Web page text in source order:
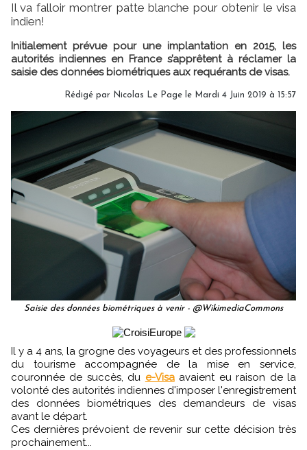
Il va falloir montrer patte blanche pour obtenir le visa
indien!
Initialement prévue pour une implantation en 2015, les
autorités indiennes en France s’apprêtent à réclamer la
saisie des données biométriques aux requérants de visas.
Rédigé par Nicolas Le Page le Mardi 4 Juin 2019 à 15:57
Saisie des données biométriques à venir - @WikimediaCommons
Il y a 4 ans, la grogne des voyageurs et des professionnels
du tourisme accompagnée de la mise en service,
couronnée de succès, du e-Visaavaient eu raison de la
volonté des autorités indiennes d'imposer l'enregistrement
des données biométriques des demandeurs de visas
avant le départ.
Ces dernières prévoient de revenir sur cette décision très
prochainement...